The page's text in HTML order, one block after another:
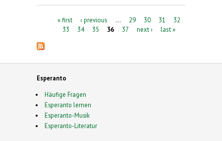
Pages« first ‹ previous … 29 30 31
32
33
34 35 36 37 next › last »
Esperanto
Häufige Fragen
Esperanto lernen
Esperanto-Musik
Esperanto-Literatur